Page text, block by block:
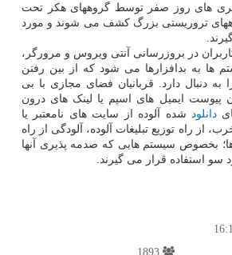
های روز صفر توسط گروههای هکر تحت
تروریستی بزرگ کشف می شوند و مورد
در بروزرسانی آنتی ویروس و مرورگر،
ها به بدافزارها می شود که از بین رفتن
به دنبال دارد. قربانیان فضای مجازی با بی
پیوست ایمیل های اسپم یا لینک های درون
دانلود شده آلوده از سایت های نامعتبر یا
از راه توزیع تبلیغات آلوده، آلودگی از راه
بخصوص سیستم هایی که صدمه پذیری آنها
استفاده قرار می گیرند.